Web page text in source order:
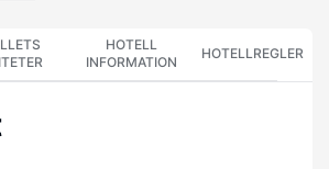
HOTELL
INFORMATION
HOTELLREGLER